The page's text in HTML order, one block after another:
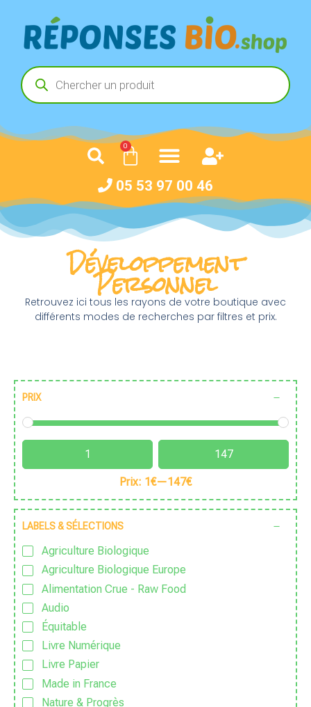
0
05 53 97 00 46
Développement
Personnel
Retrouvez ici tous les rayons de votre boutique avec
différents modes de recherches par filtres et prix.
PRIX
Prix: 1€—147€
LABELS & SÉLECTIONS
Agriculture Biologique
Agriculture Biologique Europe
Alimentation Crue - Raw Food
Audio
Équitable
Livre Numérique
Livre Papier
Made in France
Nature & Progrès